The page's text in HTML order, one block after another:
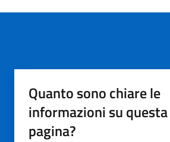
Quanto sono chiare le
informazioni su questa
pagina?